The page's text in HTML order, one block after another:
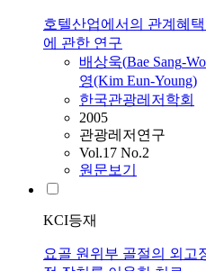
호텔산업에서의 관계혜
에 관한 연구
배상욱(Bae Sang-
영(Kim Eun-Young)
한국관광레저학회
2005
관광레저연구
Vol.17 No.2
원문보기
KCI등재
요골 원위부 골절의 외고